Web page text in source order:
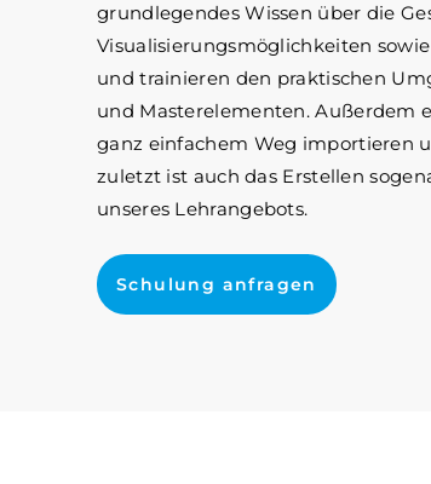
grundlegendes Wissen über die
Visualisierungsmöglichkeiten
und trainieren den praktischen
und Masterelementen. Außerdem
ganz einfachem Weg importieren
zuletzt ist auch das Erstellen
unseres Lehrangebots.
Schulung anfragen